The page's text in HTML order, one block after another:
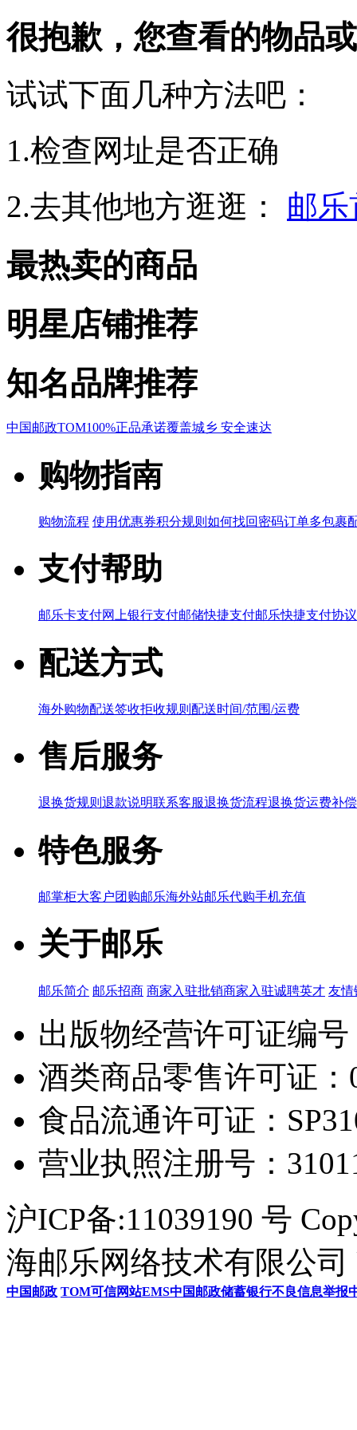
很抱歉，您查看的物品
试试下面几种方法吧：
1.检查网址是否正确
2.去其他地方逛逛：
邮
最热卖的商品
明星店铺推荐
知名品牌推荐
中国邮政TOM100%正品承诺覆盖城乡 安全速达
购物指南
购物流程 使用优惠券积分规则 如何找回密码订单多包裹
支付帮助
邮乐卡支付网上银行支付邮储快捷支付邮乐快捷支付协议
配送方式
海外购物配送签收拒收规则 配送时间/范围/运费
售后服务
退换货规则 退款说明联系客服退换货流程退换货运费补
特色服务
邮掌柜大客户团购邮乐海外站邮乐代购手机充值
关于邮乐
邮乐简介 邮乐招商 商家入驻批销商家入驻诚聘英才 友情
出版物经营许可证编
酒类商品零售许可证：
食品流通许可证：
营业执照注册号：
沪ICP备:11039190 号
海邮乐网络技术有限公司
中国邮政 TOM可信网站EMS中国邮政储蓄银行不良信息举报